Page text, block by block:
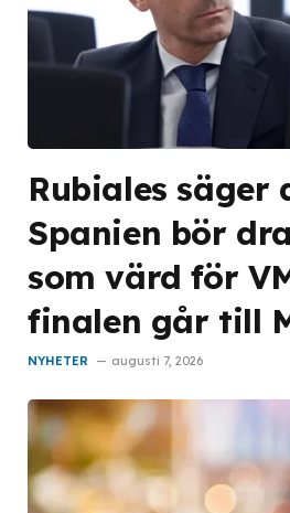
Rubiales säger
Spanien bör
som värd för
finalen går till
NYHETER augusti 7, 2026